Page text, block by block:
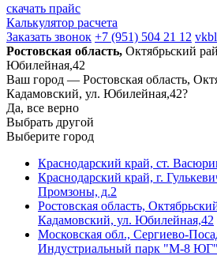
скачать прайс
Калькулятор расчета
Заказать звонок +7 (951) 504 21 12
Ростовская область, Октябрьский
Юбилейная,42
Ваш город — Ростовская область,
Кадамовский, ул. Юбилейная,42?
Да, все верно
Выбрать другой
Выберите город
Краснодарский край, ст.
Краснодарский край, г.
Промзоны, д.2
Ростовская область,
Кадамовский, ул. Юбилейная,42
Московская обл., Сергиево-
Индустриальный парк "М-8